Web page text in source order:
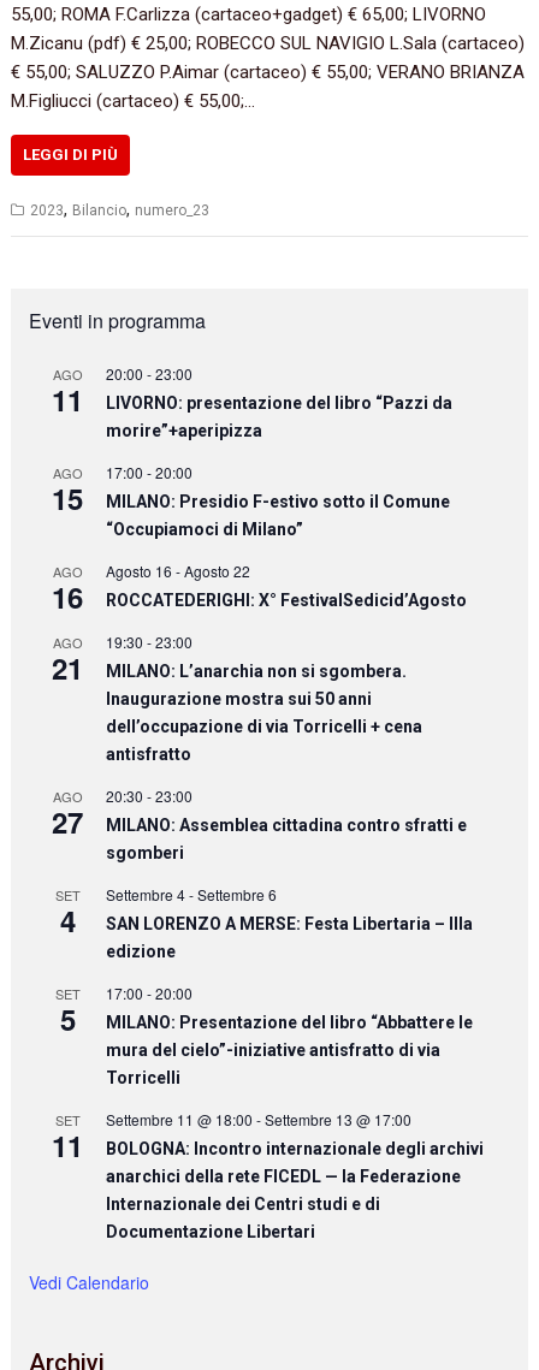
55,00; ROMA F.Carlizza (cartaceo+gadget) € 65,00; LIVORNO
M.Zicanu (pdf) € 25,00; ROBECCO SUL NAVIGIO L.Sala (cartaceo)
€ 55,00; SALUZZO P.Aimar (cartaceo) € 55,00; VERANO BRIANZA
M.Figliucci (cartaceo) € 55,00;…
LEGGI DI PIÙ
2023, Bilancio, numero_23
Eventi in programma
AGO
11
20:00 -23:00
LIVORNO: presentazione del libro “Pazzi da
morire”+aperipizza
AGO
15
17:00 -20:00
MILANO: Presidio F-estivo sotto il Comune
“Occupiamoci di Milano”
AGO
16
Agosto 16 -Agosto 22
ROCCATEDERIGHI: X° FestivalSedicid’Agosto
AGO
21
19:30 -23:00
MILANO: L’anarchia non si sgombera.
Inaugurazione mostra sui 50 anni
dell’occupazione di via Torricelli + cena
antisfratto
AGO
27
20:30 -23:00
MILANO: Assemblea cittadina contro sfratti e
sgomberi
SET
4
Settembre 4-Settembre 6
SAN LORENZO A MERSE: Festa Libertaria – IIIa
edizione
SET
5
17:00 -20:00
MILANO: Presentazione del libro “Abbattere le
mura del cielo”-iniziative antisfratto di via
Torricelli
SET
11
Settembre 11 @ 18:00 -Settembre 13 @ 17:00
BOLOGNA: Incontro internazionale degli archivi
anarchici della rete FICEDL — la Federazione
Internazionale dei Centri studi e di
Documentazione Libertari
Vedi Calendario
Archivi